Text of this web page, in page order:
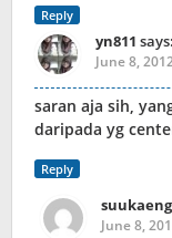
Reply
yn811 says:
June 8,
saran aja sih,
daripada yg
Reply
suukaeng
June 8,